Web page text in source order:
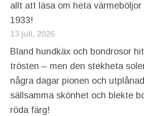
allt att läsa om heta värmeböljor
1933!
13 juli, 2026
Bland hundkäx och bondrosor
trösten – men den stekheta
några dagar pionen och
sällsamma skönhet och blekte
röda färg!